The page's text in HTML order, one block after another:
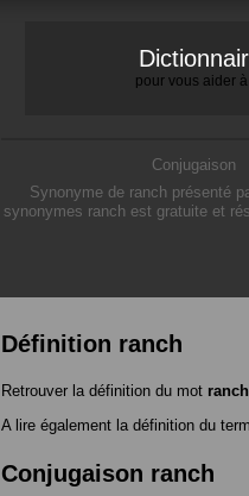
pour vous aider
Conjugaison
Synonyme de ranch présenté
synonymes ranch est gratuite et
Définition ranch
Retrouver la définition du mot ranch
A lire également la définition du
Conjugaison ranch